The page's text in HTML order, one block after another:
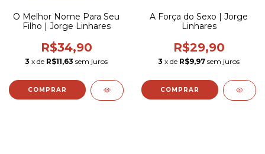
O Melhor Nome Para Seu
Filho | Jorge Linhares
R$34,90
3 x de R$11,63 sem juros
A Força do Sexo | Jorge
Linhares
R$29,90
3 x de R$9,97 sem juros